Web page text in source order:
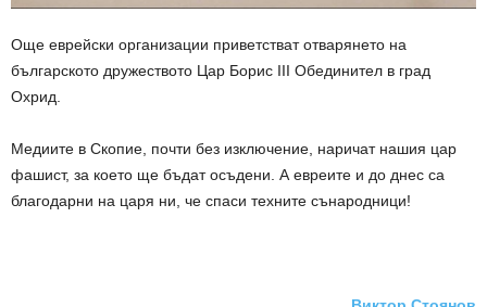
Още еврейски организации приветстват отварянето на
българското дружеството Цар Борис III Обединител в град
Охрид.
Медиите в Скопие, почти без изключение, наричат нашия цар
фашист, за което ще бъдат осъдени. А евреите и до днес са
благодарни на царя ни, че спаси техните сънародници!